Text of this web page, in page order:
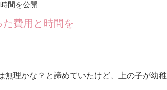
間を公開
費用と時間を
理かな？と諦めていたけど、上の子が幼稚